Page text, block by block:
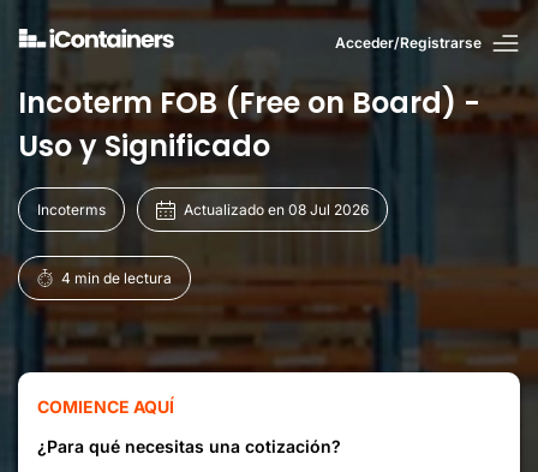
Acceder/Registrarse
Incoterm FOB (Free on Board) -
Uso y Significado
Incoterms Actualizado en 08 Jul 2026
4 min de lectura
COMIENCE AQUÍ
¿Para qué necesitas una cotización?